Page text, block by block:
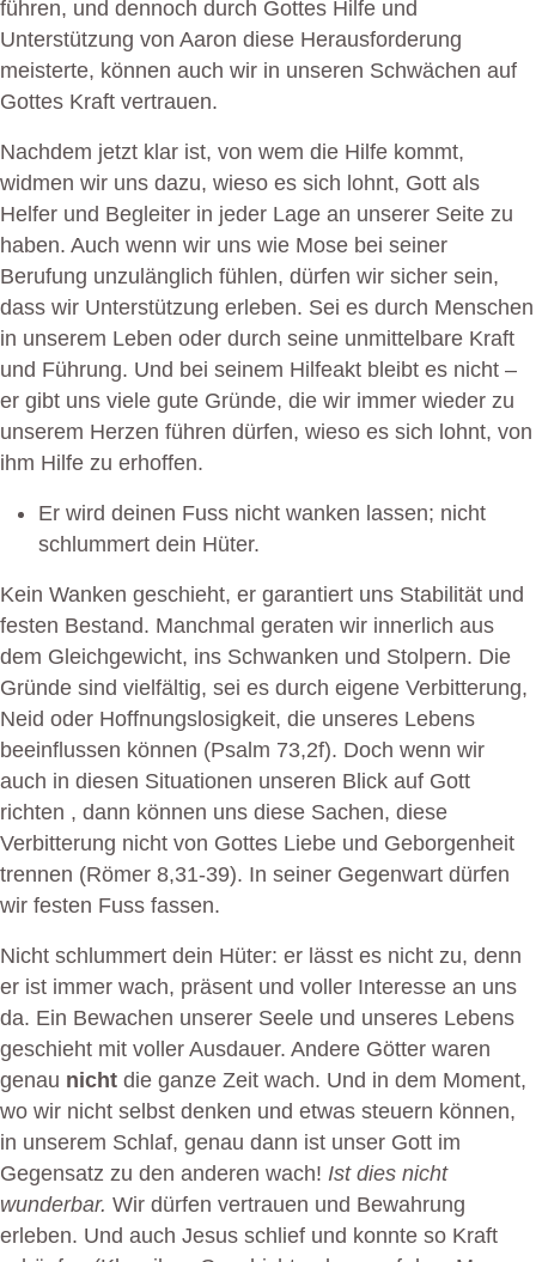
führen, und dennoch durch Gottes Hilfe und
Unterstützung von Aaron diese Herausforderung
meisterte, können auch wir in unseren Schwächen auf
Gottes Kraft vertrauen.
Nachdem jetzt klar ist, von wem die Hilfe kommt,
widmen wir uns dazu, wieso es sich lohnt, Gott als
Helfer und Begleiter in jeder Lage an unserer Seite zu
haben. Auch wenn wir uns wie Mose bei seiner
Berufung unzulänglich fühlen, dürfen wir sicher sein,
dass wir Unterstützung erleben. Sei es durch Menschen
in unserem Leben oder durch seine unmittelbare Kraft
und Führung. Und bei seinem Hilfeakt bleibt es nicht –
er gibt uns viele gute Gründe, die wir immer wieder zu
unserem Herzen führen dürfen, wieso es sich lohnt, von
ihm Hilfe zu erhoffen.
Er wird deinen Fuss nicht wanken lassen; nicht
schlummert dein Hüter.
Kein Wanken geschieht, er garantiert uns Stabilität und
festen Bestand. Manchmal geraten wir innerlich aus
dem Gleichgewicht, ins Schwanken und Stolpern. Die
Gründe sind vielfältig, sei es durch eigene Verbitterung,
Neid oder Hoffnungslosigkeit, die unseres Lebens
beeinflussen können (Psalm 73,2f). Doch wenn wir
auch in diesen Situationen unseren Blick auf Gott
richten , dann können uns diese Sachen, diese
Verbitterung nicht von Gottes Liebe und Geborgenheit
trennen (Römer 8,31-39). In seiner Gegenwart dürfen
wir festen Fuss fassen.
Nicht schlummert dein Hüter: er lässt es nicht zu, denn
er ist immer wach, präsent und voller Interesse an uns
da. Ein Bewachen unserer Seele und unseres Lebens
geschieht mit voller Ausdauer. Andere Götter waren
genau nicht die ganze Zeit wach. Und in dem Moment,
wo wir nicht selbst denken und etwas steuern können,
in unserem Schlaf, genau dann ist unser Gott im
Gegensatz zu den anderen wach! Ist dies nicht
wunderbar. Wir dürfen vertrauen und Bewahrung
erleben. Und auch Jesus schlief und konnte so Kraft